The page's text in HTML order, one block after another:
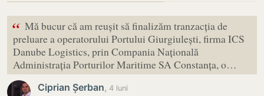
“ Mă bucur că am reușit să finalizăm tranzacția de
preluare a operatorului Portului Giurgiulești, firma ICS
Danube Logistics, prin Compania Națională
Administrația Porturilor Maritime SA Constanța, o…
Ciprian Șerban, 4 luni